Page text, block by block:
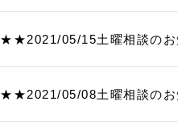
★★2021/05/15土曜相談の
★★2021/05/08土曜相談の